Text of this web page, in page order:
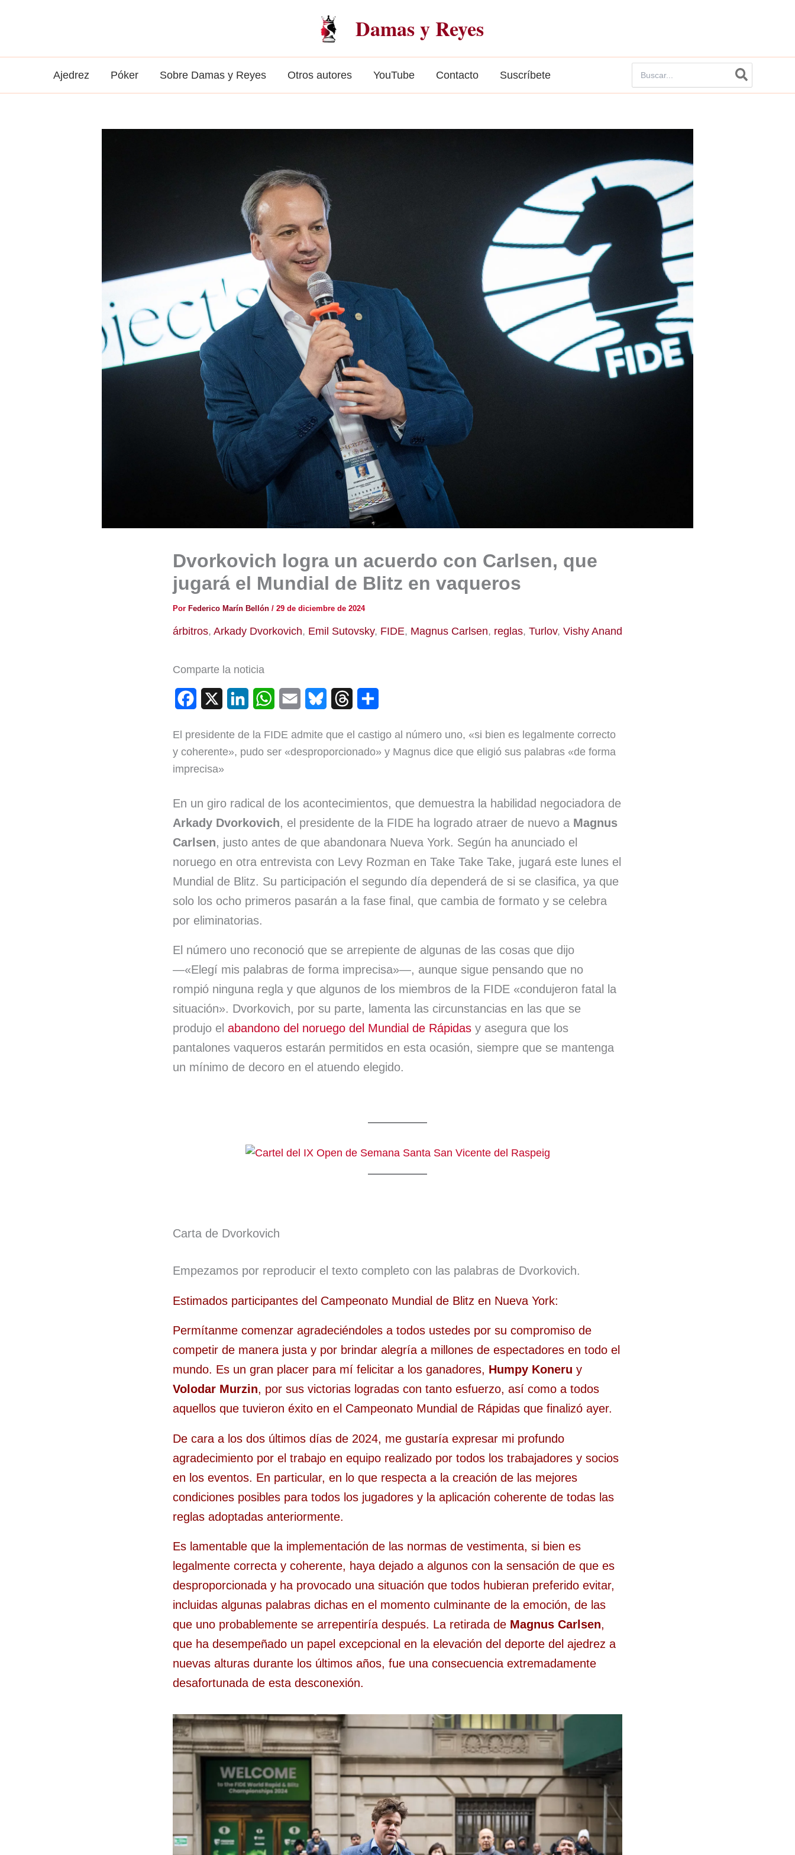
Damas y Reyes
Ajedrez Póker Sobre Damas y Reyes Otros autores YouTube Contacto Suscríbete
por:
Dvorkovich logra un acuerdo con Carlsen, que
jugará el Mundial de Blitz en vaqueros
Por Federico Marín Bellón / 29 de diciembre de 2024
árbitros, Arkady Dvorkovich, Emil Sutovsky, FIDE, Magnus Carlsen, reglas, Turlov, Vishy Anand
Comparte la noticia
c
o
o
k
n
d
I
n
W
a
A
p
p
a u
k
y
r
d
s
m
r
t
i
r
El presidente de la FIDE admite que el castigo al número uno, «si bien es legalmente correcto
y coherente», pudo ser «desproporcionado» y Magnus dice que eligió sus palabras «de forma
imprecisa»
En un giro radical de los acontecimientos, que demuestra la habilidad negociadora de
Arkady Dvorkovich, el presidente de la FIDE ha logrado atraer de nuevo a Magnus
Carlsen, justo antes de que abandonara Nueva York. Según ha anunciado el
noruego en otra entrevista con Levy Rozman en Take Take Take, jugará este lunes el
Mundial de Blitz. Su participación el segundo día dependerá de si se clasifica, ya que
solo los ocho primeros pasarán a la fase final, que cambia de formato y se celebra
por eliminatorias.
El número uno reconoció que se arrepiente de algunas de las cosas que dijo
—«Elegí mis palabras de forma imprecisa»—, aunque sigue pensando que no
rompió ninguna regla y que algunos de los miembros de la FIDE «condujeron fatal la
situación». Dvorkovich, por su parte, lamenta las circunstancias en las que se
produjo el abandono del noruego del Mundial de Rápidas y asegura que los
pantalones vaqueros estarán permitidos en esta ocasión, siempre que se mantenga
un mínimo de decoro en el atuendo elegido.
Carta de Dvorkovich
Empezamos por reproducir el texto completo con las palabras de Dvorkovich.
Estimados participantes del Campeonato Mundial de Blitz en Nueva York:
Permítanme comenzar agradeciéndoles a todos ustedes por su compromiso de
competir de manera justa y por brindar alegría a millones de espectadores en todo el
mundo. Es un gran placer para mí felicitar a los ganadores, Humpy Koneru y
Volodar Murzin, por sus victorias logradas con tanto esfuerzo, así como a todos
aquellos que tuvieron éxito en el Campeonato Mundial de Rápidas que finalizó ayer.
De cara a los dos últimos días de 2024, me gustaría expresar mi profundo
agradecimiento por el trabajo en equipo realizado por todos los trabajadores y socios
en los eventos. En particular, en lo que respecta a la creación de las mejores
condiciones posibles para todos los jugadores y la aplicación coherente de todas las
reglas adoptadas anteriormente.
Es lamentable que la implementación de las normas de vestimenta, si bien es
legalmente correcta y coherente, haya dejado a algunos con la sensación de que es
desproporcionada y ha provocado una situación que todos hubieran preferido evitar,
incluidas algunas palabras dichas en el momento culminante de la emoción, de las
que uno probablemente se arrepentiría después. La retirada de Magnus Carlsen,
que ha desempeñado un papel excepcional en la elevación del deporte del ajedrez a
nuevas alturas durante los últimos años, fue una consecuencia extremadamente
desafortunada de esta desconexión.